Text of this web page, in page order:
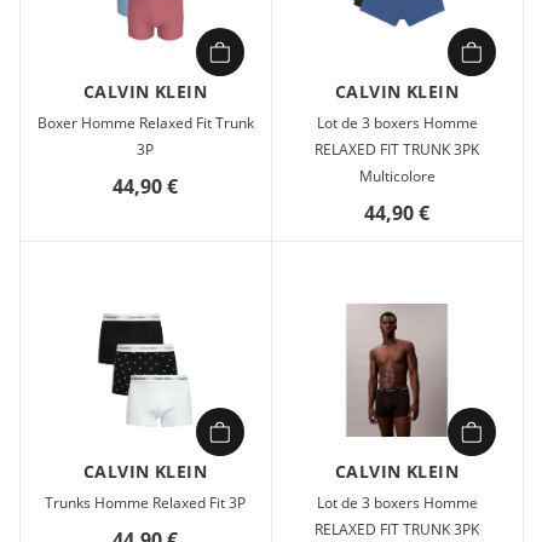
CALVIN KLEIN
Boxer Homme Relaxed Fit Trunk
3P
44,90 €
CALVIN KLEIN
Lot de 3 boxers Homme
RELAXED FIT TRUNK 3PK
Multicolore
44,90 €
CALVIN KLEIN
Trunks Homme Relaxed Fit 3P
CALVIN KLEIN
Lot de 3 boxers Homme
RELAXED FIT TRUNK 3PK